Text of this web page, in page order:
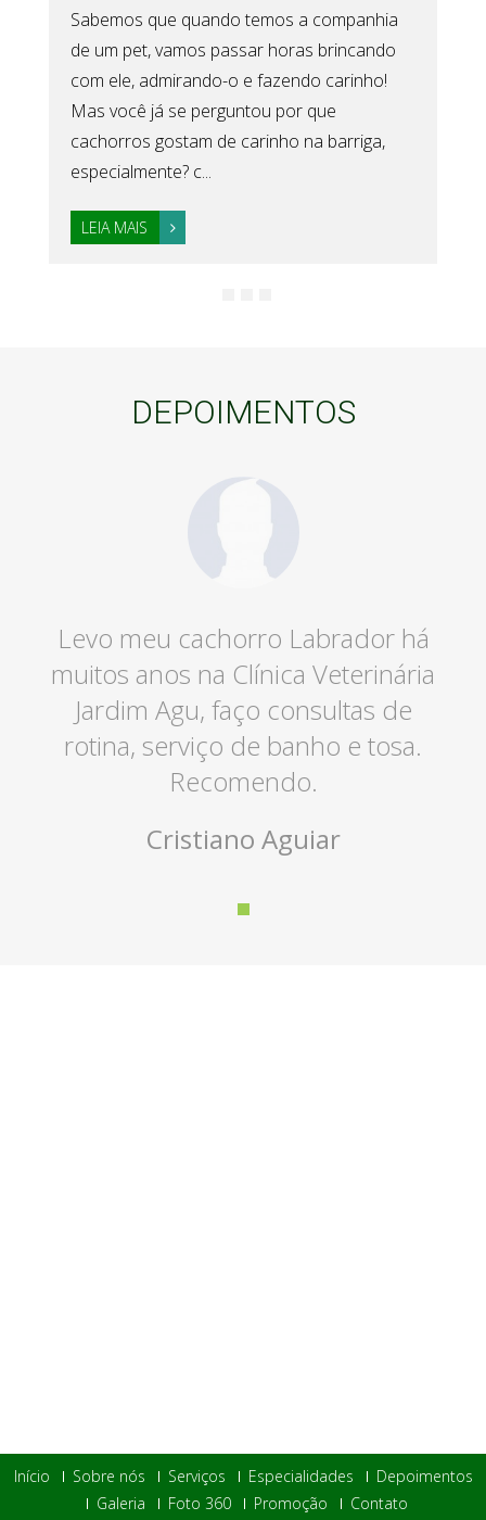
Sabemos que quando temos a companhia
de um pet, vamos passar horas brincando
com ele, admirando-o e fazendo carinho!
Mas você já se perguntou por que
cachorros gostam de carinho na barriga,
especialmente? c...
LEIA MAIS
DEPOIMENTOS
Levo meu cachorro Labrador há
muitos anos na Clínica Veterinária
Jardim Agu, faço consultas de
rotina, serviço de banho e tosa.
Recomendo.
Cristiano Aguiar
Início Sobre nós Serviços Especialidades
Depoimentos
Galeria
Foto 360 Promoção Contato